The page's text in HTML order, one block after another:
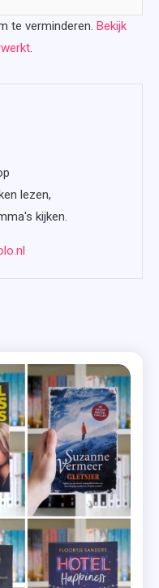
te verminderen. Bekijk
.
lezen,
kijken.